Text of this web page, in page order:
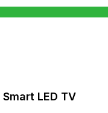
Smart LED TV